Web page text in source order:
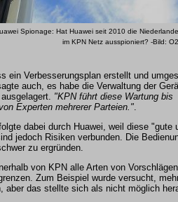
Spionage: Hat Huawei seit 2010 die Niederlande
im KPN Netz ausspioniert? -Bild: O2
ein Verbesserungsplan erstellt und
auch, es habe die Verwaltung der
"KPN führt diese Wartung bis
Experten mehrerer Parteien.".
dabei durch Huawei, weil diese "gute
jedoch Risiken verbunden. Die
zu ergründen.
von KPN alle Arten von Vorschlägen
Zum Beispiel wurde versucht,
aber das stellte sich als nicht möglich